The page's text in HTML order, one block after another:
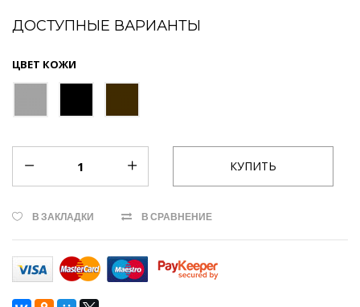
ДОСТУПНЫЕ ВАРИАНТЫ
ЦВЕТ КОЖИ
В ЗАКЛАДКИ В СРАВНЕНИЕ